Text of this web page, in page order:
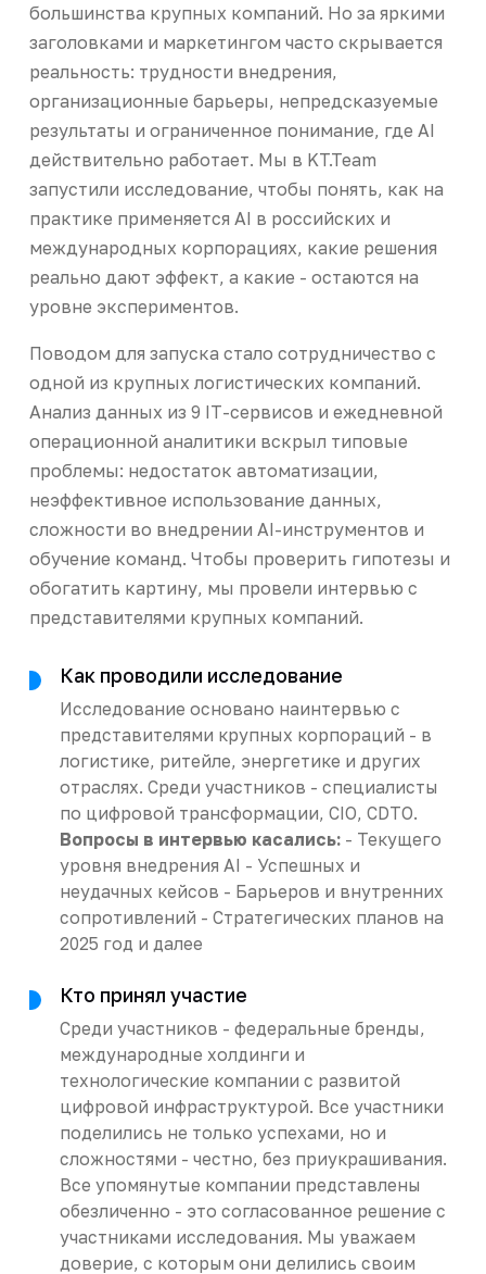
большинства крупных компаний. Но за яркими
заголовками и маркетингом часто скрывается
реальность: трудности внедрения,
организационные барьеры, непредсказуемые
результаты и ограниченное понимание, где AI
действительно работает. Мы в KT.Team
запустили исследование, чтобы понять, как на
практике применяется AI в российских и
международных корпорациях, какие решения
реально дают эффект, а какие - остаются на
уровне экспериментов.
Поводом для запуска стало сотрудничество с
одной из крупных логистических компаний.
Анализ данных из 9 IT-сервисов и ежедневной
операционной аналитики вскрыл типовые
проблемы: недостаток автоматизации,
неэффективное использование данных,
сложности во внедрении AI-инструментов и
обучение команд. Чтобы проверить гипотезы и
обогатить картину, мы провели интервью с
представителями крупных компаний.
Как проводили исследование
Исследование основано наинтервью с
представителями крупных корпораций - в
логистике, ритейле, энергетике и других
отраслях. Среди участников - специалисты
по цифровой трансформации, CIO, CDTO.
Вопросы в интервью касались:- Текущего
уровня внедрения AI - Успешных и
неудачных кейсов - Барьеров и внутренних
сопротивлений - Стратегических планов на
2025 год и далее
Кто принял участие
Среди участников - федеральные бренды,
международные холдинги и
технологические компании с развитой
цифровой инфраструктурой. Все участники
поделились не только успехами, но и
сложностями - честно, без приукрашивания.
Все упомянутые компании представлены
обезличенно - это согласованное решение с
участниками исследования. Мы уважаем
доверие, с которым они делились своим